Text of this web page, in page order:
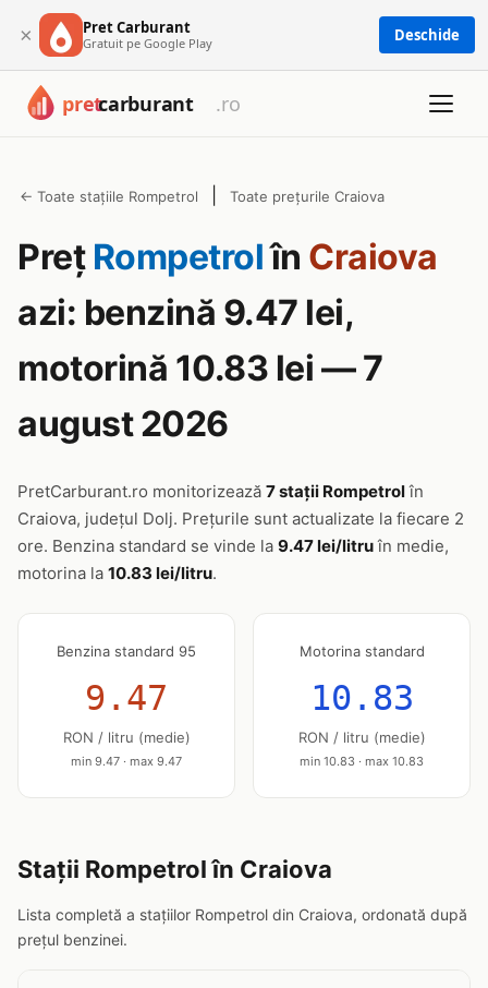
× Pret Carburant
Gratuit pe Google Play Deschide
← Toate stațiile Rompetrol Toate prețurile Craiova
Preț Rompetrolîn Craiova
azi: benzină 9.47 lei,
motorină 10.83 lei — 7
august 2026
PretCarburant.ro monitorizează 7 stații Rompetrolîn
Craiova, județul Dolj. Prețurile sunt actualizate la fiecare 2
ore. Benzina standard se vinde la 9.47 lei/litruîn medie,
motorina la 10.83 lei/litru.
Benzina standard 95
9.47
RON / litru (medie)
min 9.47 · max 9.47
Motorina standard
10.83
RON / litru (medie)
min 10.83 · max 10.83
Stații Rompetrol în Craiova
Lista completă a stațiilor Rompetrol din Craiova, ordonată după
prețul benzinei.